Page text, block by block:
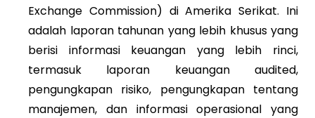
Exchange Commission) di Amerika Serikat. Ini
adalah laporan tahunan yang lebih khusus yang
berisi informasi keuangan yang lebih rinci,
termasuk laporan keuangan audited,
pengungkapan risiko, pengungkapan tentang
manajemen, dan informasi operasional yang